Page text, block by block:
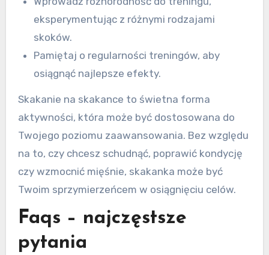
eksperymentując z różnymi rodzajami
skoków.
Pamiętaj o regularności treningów, aby
osiągnąć najlepsze efekty.
Skakanie na skakance to świetna forma
aktywności, która może być dostosowana do
Twojego poziomu zaawansowania. Bez względu
na to, czy chcesz schudnąć, poprawić kondycję
czy wzmocnić mięśnie, skakanka może być
Twoim sprzymierzeńcem w osiągnięciu celów.
Faqs – najczęstsze
pytania